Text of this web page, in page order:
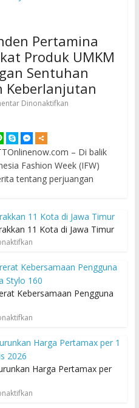
Pertamina
Produk UMKM
Sentuhan
Keberlanjutan
Dinonaktifkan
– Di balik
Fashion Week (IFW)
tentang perjuangan
11 Kota di Jawa Timur
Kebersamaan Pengguna
Harga Pertamax per